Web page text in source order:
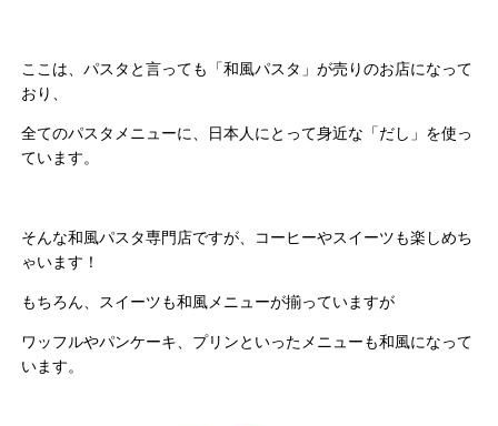
ここは、パスタと言っても「和風パスタ」が売りのお店になって
おり、
全てのパスタメニューに、日本人にとって身近な「だし」を使っ
ています。
そんな和風パスタ専門店ですが、コーヒーやスイーツも楽しめち
ゃいます！
もちろん、スイーツも和風メニューが揃っていますが
ワッフルやパンケーキ、プリンといったメニューも和風になって
います。